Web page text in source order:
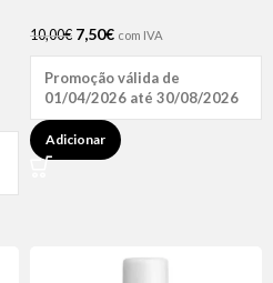
10,00€ 7,50€ com IVA
Promoção válida de
01/04/2026 até 30/08/2026
Adicionar